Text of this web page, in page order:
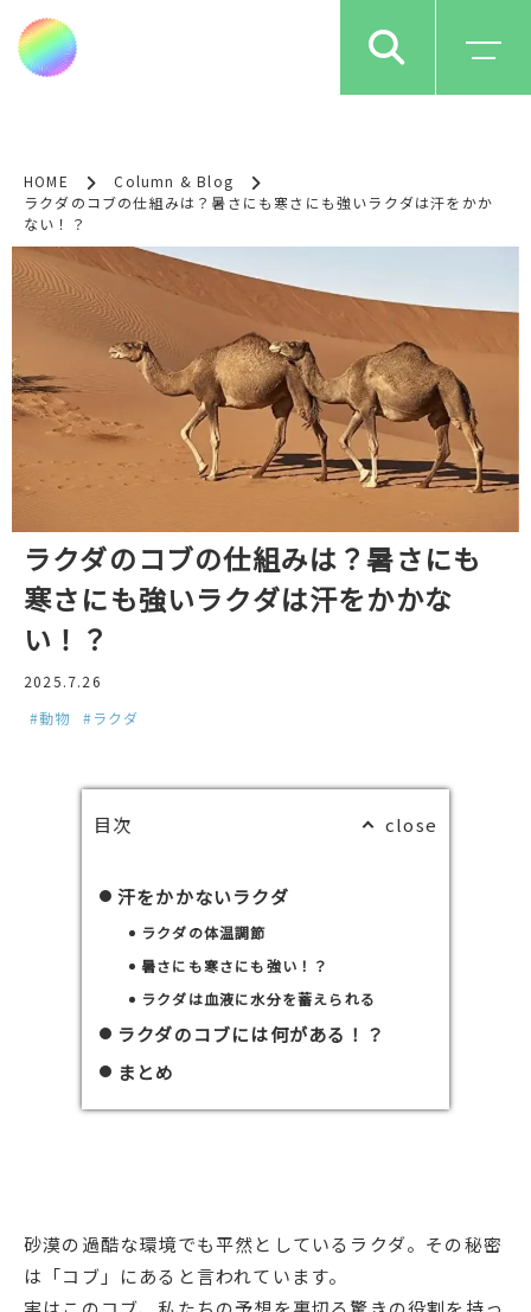
HOME
Column & Blog
ラクダのコブの仕組みは？暑さにも寒さにも強いラクダは汗をかか
ない！？
ラクダのコブの仕組みは？暑さにも
寒さにも強いラクダは汗をかかな
い！？
2025.7.26
#動物
#ラクダ
目次
汗をかかないラクダ
ラクダの体温調節
暑さにも寒さにも強い！？
ラクダは血液に水分を蓄えられる
ラクダのコブには何がある！？
まとめ
砂漠の過酷な環境でも平然としているラクダ。その秘密
は「コブ」にあると言われています。